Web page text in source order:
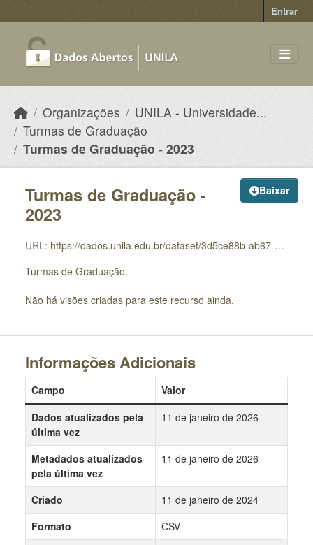
Entrar
Organizações
UNILA - Universidade...
Turmas de Graduação
Turmas de Graduação - 2023
Baixar
Turmas de Graduação -
2023
URL: https://dados.unila.edu.br/dataset/3d5ce88b-ab67-40ee-ae80-b92def85903f/resource/b69e39b4-7bc0-4bbf-9b51-52ccafd97d5e/download/turmas_graduacao_2023.csv
Turmas de Graduação.
Não há visões criadas para este recurso ainda.
Informações Adicionais
Campo
Valor
Dados atualizados pela
última vez
11 de janeiro de 2026
Metadados atualizados
pela última vez
11 de janeiro de 2026
Criado
11 de janeiro de 2024
Formato
CSV